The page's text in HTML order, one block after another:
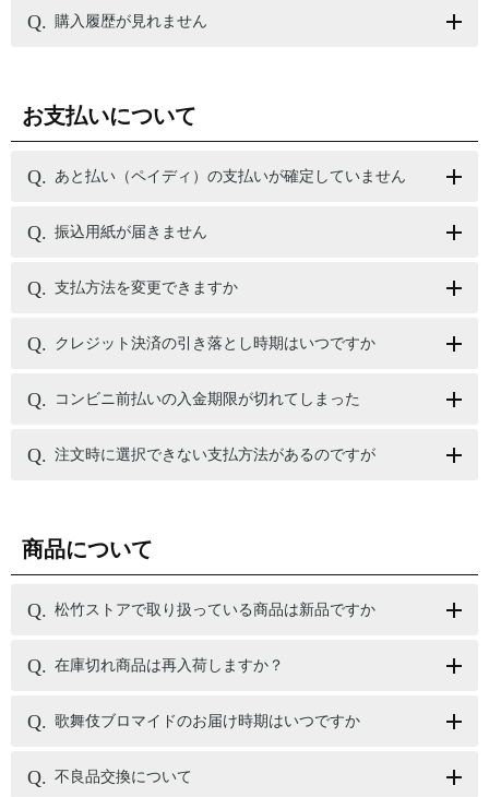
購入履歴が見れません
お支払いについて
あと払い（ペイディ）の支払いが確定していません
振込用紙が届きません
支払方法を変更できますか
クレジット決済の引き落とし時期はいつですか
コンビニ前払いの入金期限が切れてしまった
注文時に選択できない支払方法があるのですが
商品について
松竹ストアで取り扱っている商品は新品ですか
在庫切れ商品は再入荷しますか？
歌舞伎ブロマイドのお届け時期はいつですか
不良品交換について